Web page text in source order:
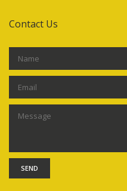
Contact Us
SEND